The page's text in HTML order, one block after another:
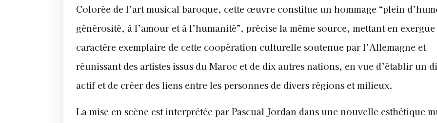
Colorée de l’art musical baroque, cette œuvre constitue un hommage “plein
générosité, à l’amour et à l’humanité”, précise la même source, mettant en
caractère exemplaire de cette coopération culturelle soutenue par l’Allemagne et
réunissant des artistes issus du Maroc et de dix autres nations, en vue d’établir un
actif et de créer des liens entre les personnes de divers régions et milieux.
La mise en scène est interprétée par Pascual Jordan dans une nouvelle esthétique